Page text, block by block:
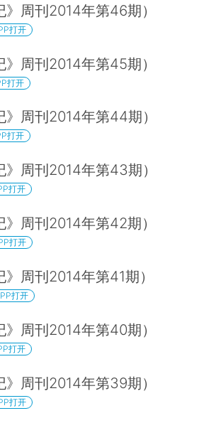
周刊2014年第46期）
打开
周刊2014年第45期）
打开
周刊2014年第44期）
打开
周刊2014年第43期）
打开
周刊2014年第42期）
打开
周刊2014年第41期）
打开
周刊2014年第40期）
打开
周刊2014年第39期）
打开